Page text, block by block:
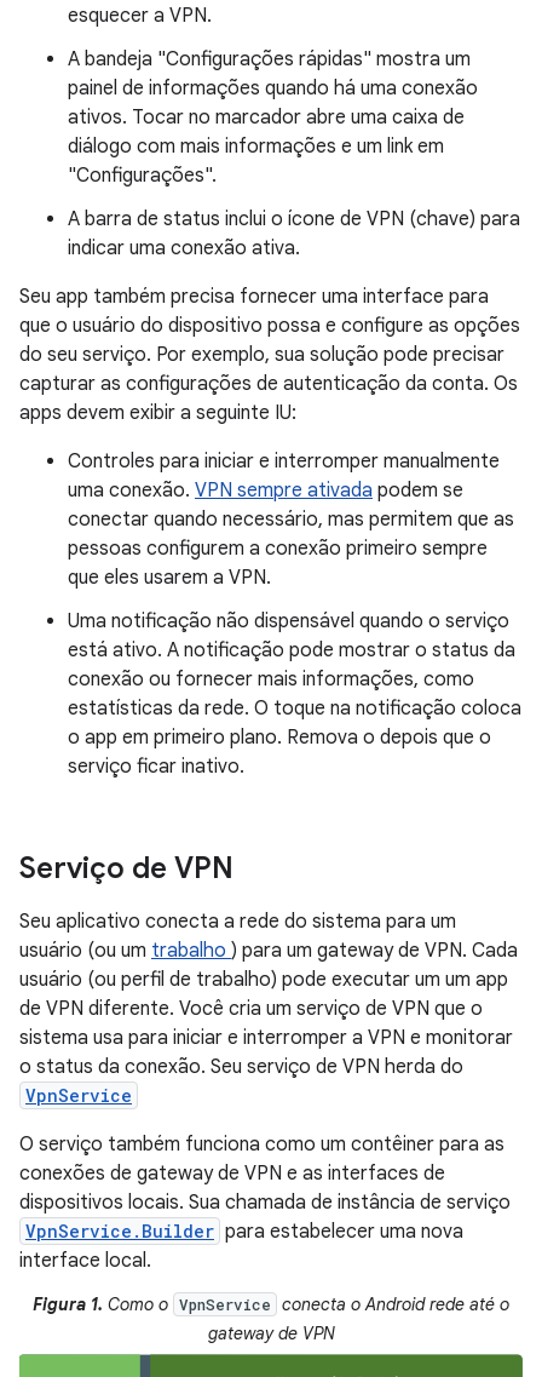
esquecer a VPN.
A bandeja "Configurações rápidas" mostra um
painel de informações quando há uma conexão
ativos. Tocar no marcador abre uma caixa de
diálogo com mais informações e um link em
"Configurações".
A barra de status inclui o ícone de VPN (chave) para
indicar uma conexão ativa.
Seu app também precisa fornecer uma interface para
que o usuário do dispositivo possa e configure as opções
do seu serviço. Por exemplo, sua solução pode precisar
capturar as configurações de autenticação da conta. Os
apps devem exibir a seguinte IU:
Controles para iniciar e interromper manualmente
uma conexão. VPN sempre ativada podem se
conectar quando necessário, mas permitem que as
pessoas configurem a conexão primeiro sempre
que eles usarem a VPN.
Uma notificação não dispensável quando o serviço
está ativo. A notificação pode mostrar o status da
conexão ou fornecer mais informações, como
estatísticas da rede. O toque na notificação coloca
o app em primeiro plano. Remova o depois que o
serviço ficar inativo.
Serviço de VPN
Seu aplicativo conecta a rede do sistema para um
usuário (ou um trabalho ) para um gateway de VPN. Cada
usuário (ou perfil de trabalho) pode executar um um app
de VPN diferente. Você cria um serviço de VPN que o
sistema usa para iniciar e interromper a VPN e monitorar
o status da conexão. Seu serviço de VPN herda do
VpnService
O serviço também funciona como um contêiner para as
conexões de gateway de VPN e as interfaces de
dispositivos locais. Sua chamada de instância de serviço
VpnService.Builder para estabelecer uma nova
interface local.
Figura 1. Como o VpnService
conecta o Android rede até o
gateway de VPN